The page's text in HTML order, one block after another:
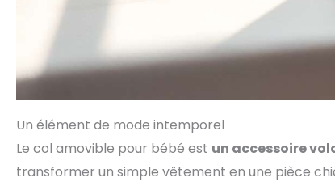
Un élément de mode intemporel
Le col amovible pour bébé est un accessoire
transformer un simple vêtement en une pièce